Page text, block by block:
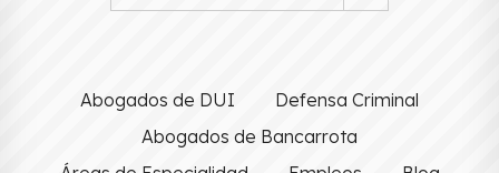
Abogados de DUI
Defensa Criminal
Abogados de Bancarrota